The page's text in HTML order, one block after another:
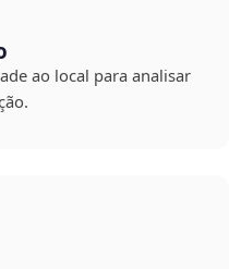
ao local para analisar